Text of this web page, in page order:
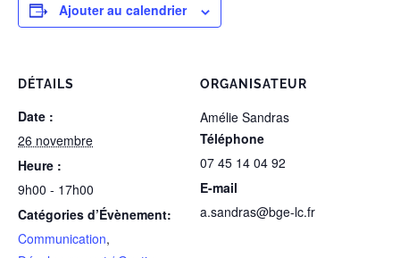
Ajouter au calendrier
DÉTAILS
Date :
26 novembre
Heure :
9h00 - 17h00
Catégories d’Évènement:
Communication,
ORGANISATEUR
Amélie Sandras
Téléphone
07 45 14 04 92
E-mail
a.sandras@bge-lc.fr